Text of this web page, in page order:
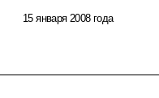
15 января 2008 года